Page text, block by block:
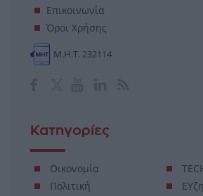
Επικοινωνία
Όροι Χρήσης
Μ.Η.Τ. 232114
Κατηγορίες
Οικονομία
Πολιτική